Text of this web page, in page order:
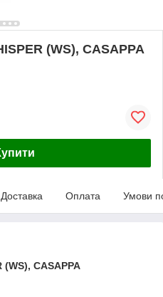
(WS), CASAPPA
Доставка Оплата Умови
(WS), CASAPPA